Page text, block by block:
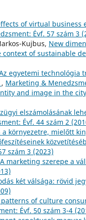
of virtual
Évf. 57 szám 3
Kujbus, New
of sustainable
egyetemi technológia
, Marketing &
and image in the
elszámolásának
Évf. 44 szám 2
környezetre, mielőtt
szám 3 (2023)
A marketing szerepe a
két válsága: rövid
of culture
Évf. 50 szám 3-4